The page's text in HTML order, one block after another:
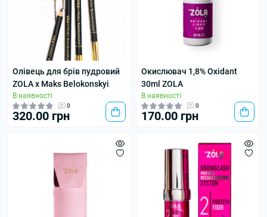
Олівець для брів пудровий
ZOLA x Maks Belokonskyi
В наявності
0
320.00 грн
Окислювач 1,8% Oxidant
30ml ZOLA
В наявності
0
170.00 грн